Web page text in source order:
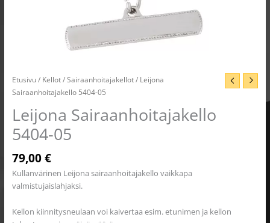
Etusivu/ Kellot/Sairaanhoitajakellot/ Leijona
Sairaanhoitajakello 5404-05
Leijona Sairaanhoitajakello
5404-05
79,00€
Kullanvärinen Leijona sairaanhoitajakello vaikkapa
valmistujaislahjaksi.
Kellon kiinnitysneulaan voi kaivertaa esim. etunimen ja kellon